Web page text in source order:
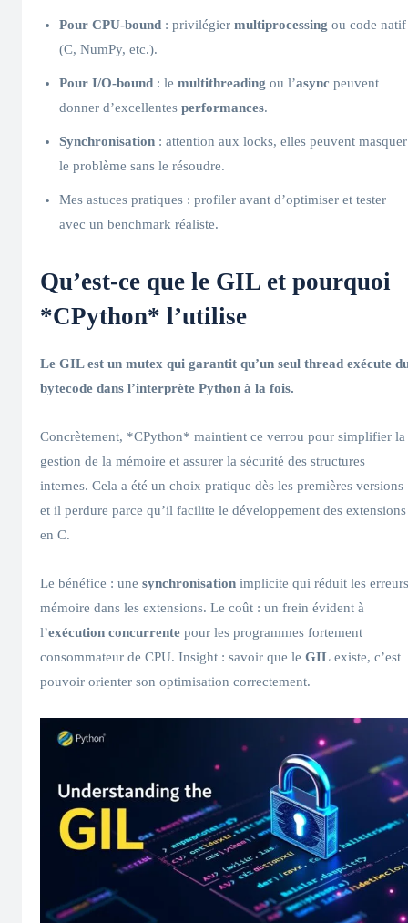
Pour CPU-bound : privilégier multiprocessing ou code natif
(C, NumPy, etc.).
Pour I/O-bound : le multithreading ou l’async peuvent
donner d’excellentes performances.
Synchronisation : attention aux locks, elles peuvent masquer
le problème sans le résoudre.
Mes astuces pratiques : profiler avant d’optimiser et tester
avec un benchmark réaliste.
Qu’est-ce que le GIL et pourquoi
*CPython* l’utilise
Le GILest un mutex qui garantit qu’un seul thread exécute
bytecode dans l’interprète Python à la fois.
Concrètement, *CPython* maintient ce verrou pour simplifier la
gestion de la mémoire et assurer la sécurité des structures
internes. Cela a été un choix pratique dès les premières versions
et il perdure parce qu’il facilite le développement des extensions
en C.
Le bénéfice : une synchronisation implicite qui réduit les erreurs
mémoire dans les extensions. Le coût : un frein évident à
l’exécution concurrente pour les programmes fortement
consommateur de CPU. Insight : savoir que le GIL existe, c’est
pouvoir orienter son optimisation correctement.